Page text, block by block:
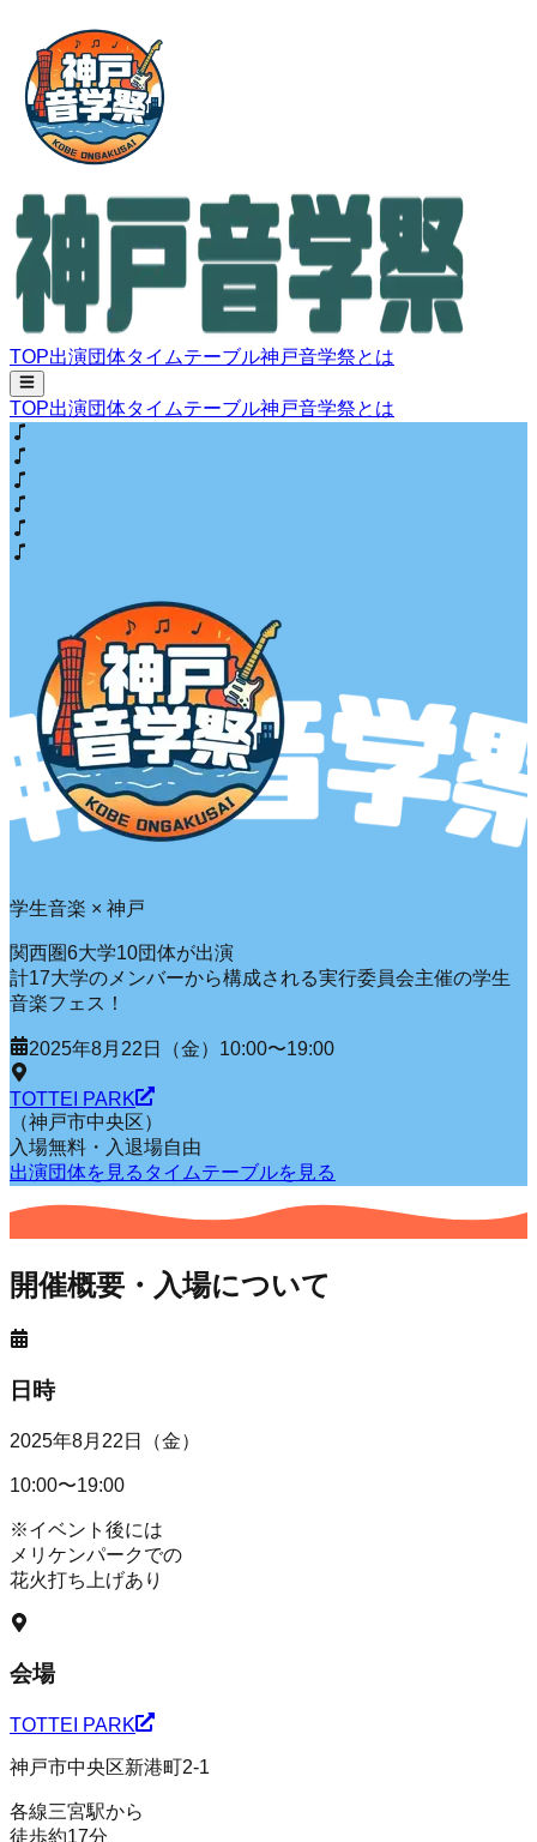
TOP出演団体タイムテーブル神戸音学祭とは
TOP出演団体タイムテーブル神戸音学祭とは
学生音楽 × 神戸
関西圏6大学10団体が出演
計17大学のメンバーから構成される実行委員会主催の学生
音楽フェス！
2025年8月22日（金）10:00〜19:00
TOTTEI PARK
（神戸市中央区）
入場無料・入退場自由
出演団体を見る タイムテーブルを見る
開催概要・入場について
日時
2025年8月22日（金）
10:00〜19:00
※イベント後には
メリケンパークでの
花火打ち上げあり
会場
TOTTEI PARK
神戸市中央区新港町2-1
各線三宮駅から
徒歩約17分